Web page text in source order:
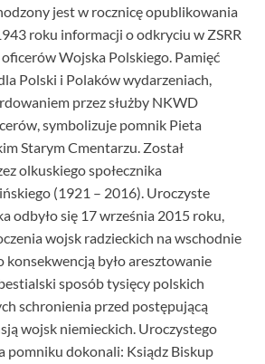
jest w rocznicę opublikowania
roku informacji o odkryciu w ZSRR
Wojska Polskiego. Pamięć
Polski i Polaków wydarzeniach,
przez służby NKWD
symbolizuje pomnik Pieta
Starym Cmentarzu. Został
olkuskiego społecznika
(1921 – 2016). Uroczyste
odbyło się 17 września 2015 roku,
wojsk radzieckich na wschodnie
konsekwencją było aresztowanie
sposób tysięcy polskich
schronienia przed postępującą
wojsk niemieckich. Uroczystego
pomniku dokonali: Ksiądz Biskup